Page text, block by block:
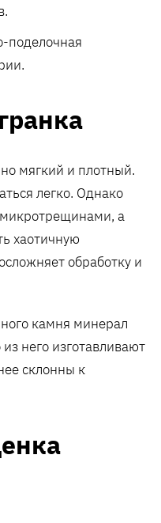
поделочная
мягкий и плотный.
легко. Однако
а
хаотичную
обработку и
камня минерал
него изготавливают
склонны к